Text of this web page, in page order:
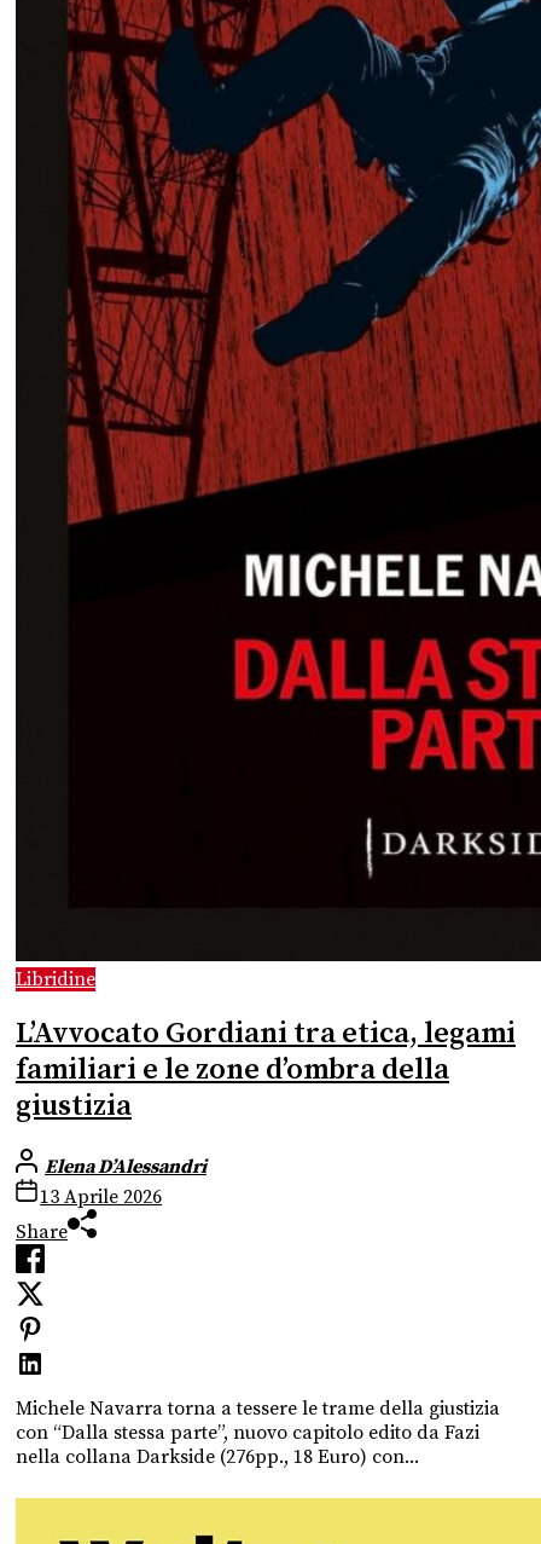
Libridine
L’Avvocato Gordiani tra etica, legami
familiari e le zone d’ombra della
giustizia
Elena D’Alessandri
13 Aprile 2026
Share
Michele Navarra torna a tessere le trame della giustizia
con “Dalla stessa parte”, nuovo capitolo edito da Fazi
nella collana Darkside (276pp., 18 Euro) con...